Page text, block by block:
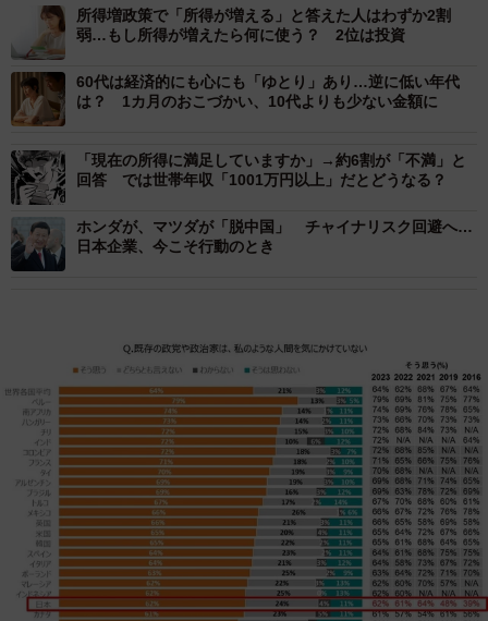
所得増政策で「所得が増える」と答えた人はわずか2割
弱…もし所得が増えたら何に使う？ 2位は投資
60代は経済的にも心にも「ゆとり」あり…逆に低い年代
は？ 1カ月のおこづかい、10代よりも少ない金額に
「現在の所得に満足していますか」→約6割が「不満」と
回答 では世帯年収「1001万円以上」だとどうなる？
ホンダが、マツダが「脱中国」 チャイナリスク回避へ…
日本企業、今こそ行動のとき